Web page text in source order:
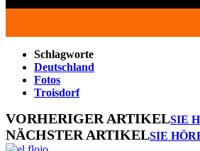
Schlagworte
Deutschland
Fotos
Troisdorf
VORHERIGER ARTIKELSIE
NÄCHSTER ARTIKELSIE